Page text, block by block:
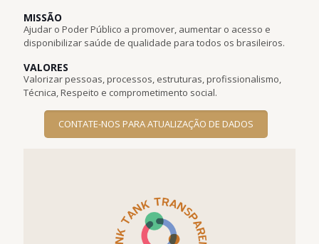
MISSÃO
Ajudar o Poder Público a promover, aumentar o acesso e
disponibilizar saúde de qualidade para todos os brasileiros.
VALORES
Valorizar pessoas, processos, estruturas, profissionalismo,
Técnica, Respeito e comprometimento social.
CONTATE-NOS PARA ATUALIZAÇÃO DE DADOS